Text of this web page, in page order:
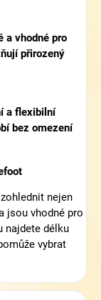
a vhodné pro
přirozený
a flexibilní
bez omezení
nejen
jsou vhodné pro
najdete délku
vybrat